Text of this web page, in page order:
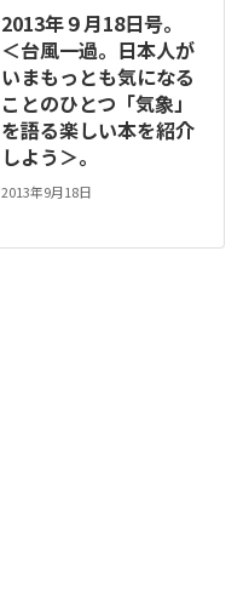
2013年９月18日号。
＜台風一過。日本人が
いまもっとも気になる
ことのひとつ「気象」
を語る楽しい本を紹介
しよう＞。
2013年9月18日